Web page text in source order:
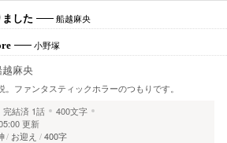
した 船越麻央
小野塚
麻央
。ファンタスティックホラーのつもりです。
完結済 1話
400文字
更新
お迎え 400字